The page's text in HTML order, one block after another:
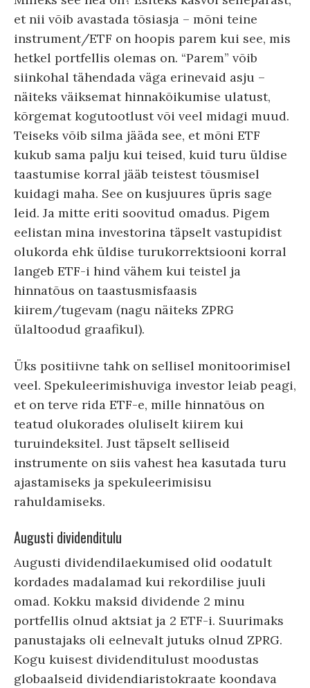
et nii võib avastada tõsiasja – mõni teine
instrument/ETF on hoopis parem kui see, mis
hetkel portfellis olemas on. “Parem” võib
siinkohal tähendada väga erinevaid asju –
näiteks väiksemat hinnakõikumise ulatust,
kõrgemat kogutootlust või veel midagi muud.
Teiseks võib silma jääda see, et mõni ETF
kukub sama palju kui teised, kuid turu üldise
taastumise korral jääb teistest tõusmisel
kuidagi maha. See on kusjuures üpris sage
leid. Ja mitte eriti soovitud omadus. Pigem
eelistan mina investorina täpselt vastupidist
olukorda ehk üldise turukorrektsiooni korral
langeb ETF-i hind vähem kui teistel ja
hinnatõus on taastusmisfaasis
kiirem/tugevam (nagu näiteks ZPRG
ülaltoodud graafikul).
Üks positiivne tahk on sellisel monitoorimisel
veel. Spekuleerimishuviga investor leiab peagi,
et on terve rida ETF-e, mille hinnatõus on
teatud olukorades oluliselt kiirem kui
turuindeksitel. Just täpselt selliseid
instrumente on siis vahest hea kasutada turu
ajastamiseks ja spekuleerimisisu
rahuldamiseks.
Augusti dividenditulu
Augusti dividendilaekumised olid oodatult
kordades madalamad kui rekordilise juuli
omad. Kokku maksid dividende 2 minu
portfellis olnud aktsiat ja 2 ETF-i. Suurimaks
panustajaks oli eelnevalt jutuks olnud ZPRG.
Kogu kuisest dividenditulust moodustas
globaalseid dividendiaristokraate koondava